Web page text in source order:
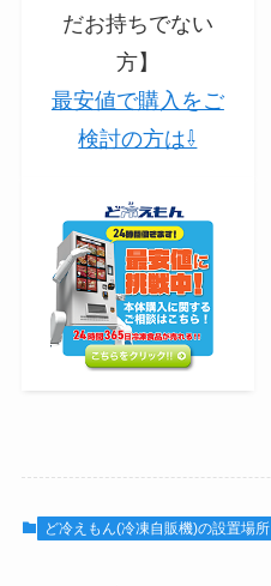
だお持ちでない
方】
最安値で購入をご
検討の方は⇩
ど冷えもん(冷凍自販機)の設置場所